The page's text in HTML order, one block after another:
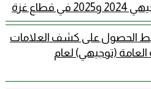
غزة
رابط الحصول على كشف العلامات
العامة (توجيهي) لعام